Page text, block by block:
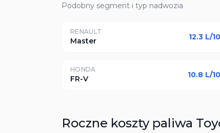
Podobny segment i typ nadwozia
RENAULT
Master 12.3 L/
HONDA
FR-V 10.8 L/
Roczne koszty paliwa